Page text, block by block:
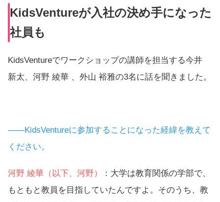
KidsVentureが入社の決め手になった
社員も
KidsVentureでワークショップの講師を担当する今井
新太、河野 綾華 、外山 裕雅の3名に話を聞きました。
――KidsVentureに参加することになった経緯を教えて
ください。
河野 綾華（以下、河野）
：大学は教育関係の学部で、
もともと教員を目指していたんですよ。そのうち、教